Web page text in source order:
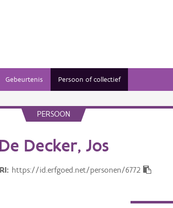
Gebeurtenis Persoon of collectief
PERSOON
De Decker, Jos
https://id.erfgoed.net/personen/6772